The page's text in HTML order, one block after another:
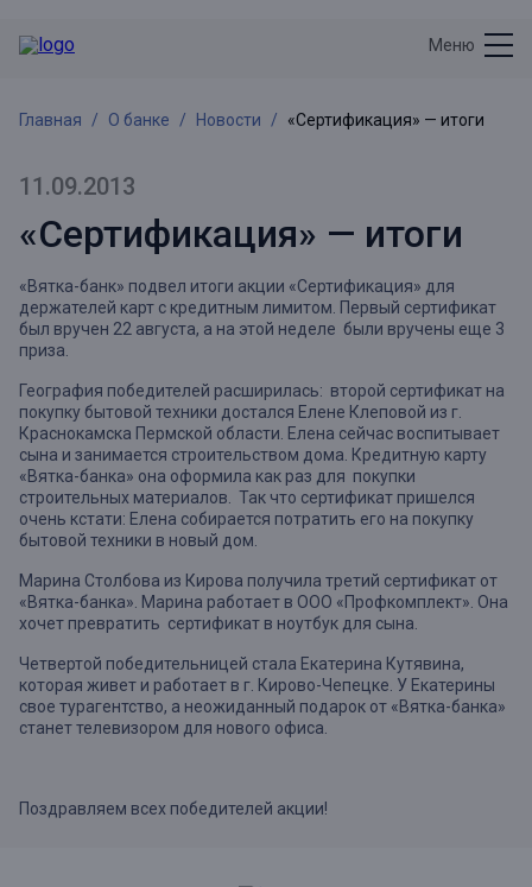
Меню
Главная О банке Новости «Сертификация» — итоги
11.09.2013
«Сертификация» — итоги
«Вятка-банк» подвел итоги акции «Сертификация» для
держателей карт с кредитным лимитом. Первый сертификат
был вручен 22 августа, а на этой неделе были вручены еще 3
приза.
География победителей расширилась: второй сертификат на
покупку бытовой техники достался Елене Клеповой из г.
Краснокамска Пермской области. Елена сейчас воспитывает
сына и занимается строительством дома. Кредитную карту
«Вятка-банка» она оформила как раз для покупки
строительных материалов. Так что сертификат пришелся
очень кстати: Елена собирается потратить его на покупку
бытовой техники в новый дом.
Марина Столбова из Кирова получила третий сертификат от
«Вятка-банка». Марина работает в ООО «Профкомплект». Она
хочет превратить сертификат в ноутбук для сына.
Четвертой победительницей стала Екатерина Кутявина,
которая живет и работает в г. Кирово-Чепецке. У Екатерины
свое турагентство, а неожиданный подарок от «Вятка-банка»
станет телевизором для нового офиса.
Поздравляем всех победителей акции!